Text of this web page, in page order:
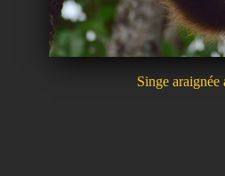
Singe